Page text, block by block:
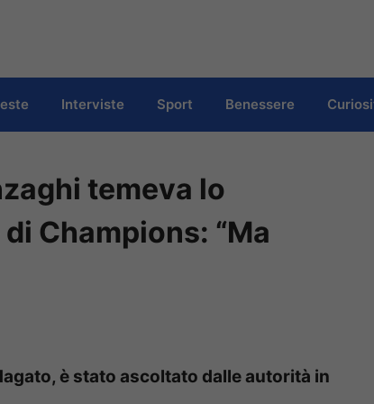
Interviste Sport Benessere
temeva lo
Champions: “Ma
è stato ascoltato dalle autorità in